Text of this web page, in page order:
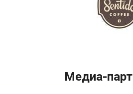
Медиа-